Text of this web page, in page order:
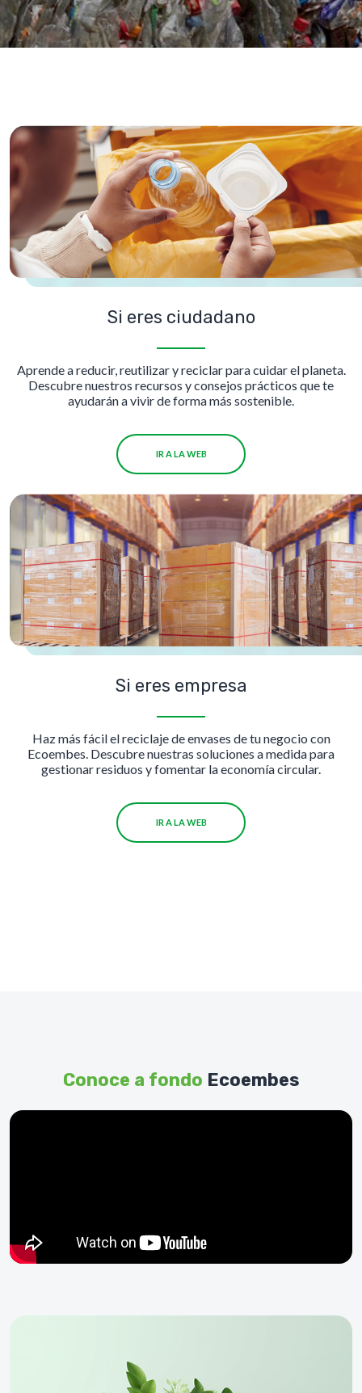
Si eres ciudadano
Aprende a reducir, reutilizar y reciclar para cuidar el planeta.
Descubre nuestros recursos y consejos prácticos que te
ayudarán a vivir de forma más sostenible.
IR A LA WEB
Si eres empresa
Haz más fácil el reciclaje de envases de tu negocio con
Ecoembes. Descubre nuestras soluciones a medida para
gestionar residuos y fomentar la economía circular.
IR A LA WEB
Conoce a fondo Ecoembes